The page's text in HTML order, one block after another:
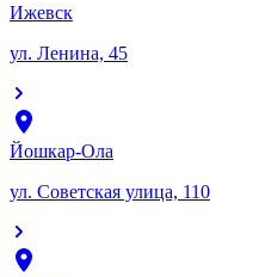
Ижевск
ул. Ленина, 45
Йошкар-Ола
ул. Советская улица, 110